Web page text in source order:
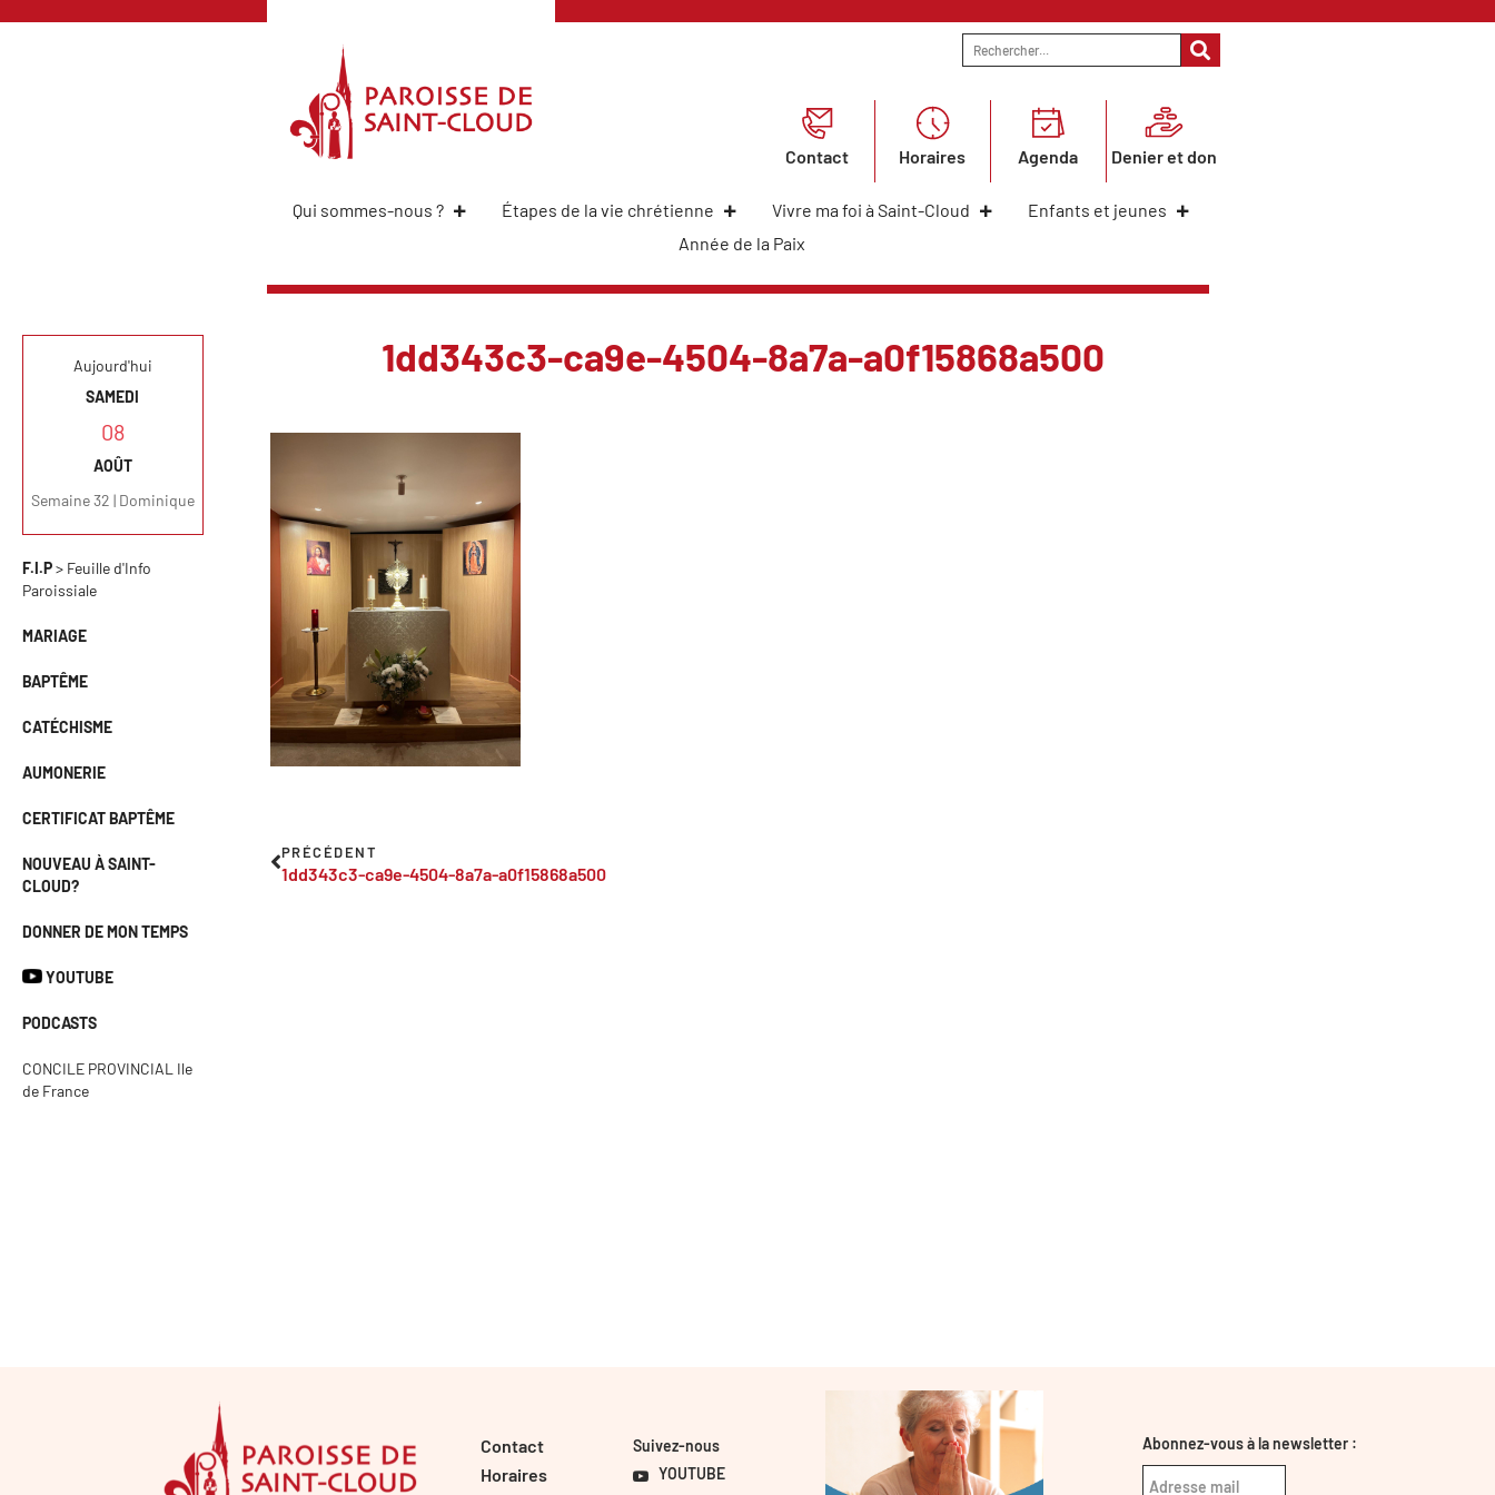
Contact Horaires Agenda Denier et don
Qui sommes-nous ? Étapes de la vie chrétienne Vivre ma foi à Saint-Cloud
Enfants et jeunes
Année de la Paix
Aujourd'hui
SAMEDI
08
AOÛT
Semaine 32 | Dominique
F.I.P> Feuille d'Info
Paroissiale
MARIAGE
BAPTÊME
CATÉCHISME
AUMONERIE
CERTIFICAT BAPTÊME
NOUVEAU À SAINT-
CLOUD?
DONNER DE MON TEMPS
YOUTUBE
PODCASTS
CONCILE PROVINCIAL Ile
de France
1dd343c3-ca9e-4504-8a7a-a0f15868a500
PRÉCÉDENT
1dd343c3-ca9e-4504-8a7a-a0f15868a500
Contact
Horaires
Suivez-nous
YOUTUBE
Abonnez-vous à la newsletter :